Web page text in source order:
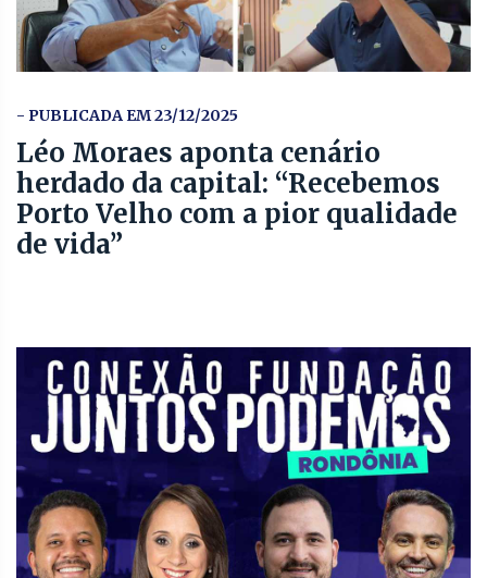
- PUBLICADA EM 23/12/2025
Léo Moraes aponta cenário
herdado da capital: “Recebemos
Porto Velho com a pior qualidade
de vida”